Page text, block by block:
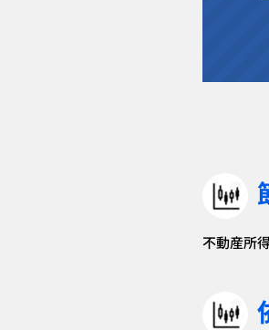
不動産所